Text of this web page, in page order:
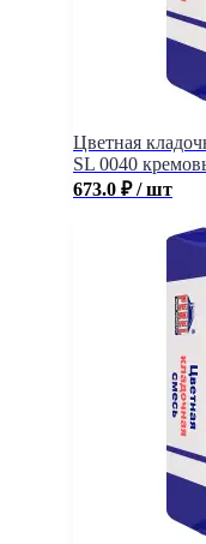
Цветная
SL 0040
673.0 ₽ / шт